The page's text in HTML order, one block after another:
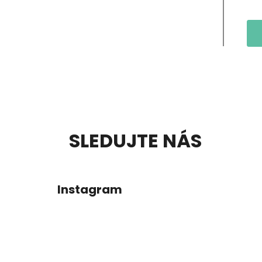
SLEDUJTE NÁS
Instagram